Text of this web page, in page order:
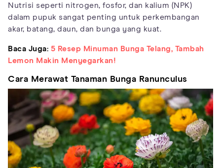
Nutrisi seperti nitrogen, fosfor, dan kalium (NPK)
dalam pupuk sangat penting untuk perkembangan
akar, batang, daun, dan bunga yang kuat.
Baca Juga: 5 Resep Minuman Bunga Telang, Tambah
Lemon Makin Menyegarkan!
Cara Merawat Tanaman Bunga Ranunculus